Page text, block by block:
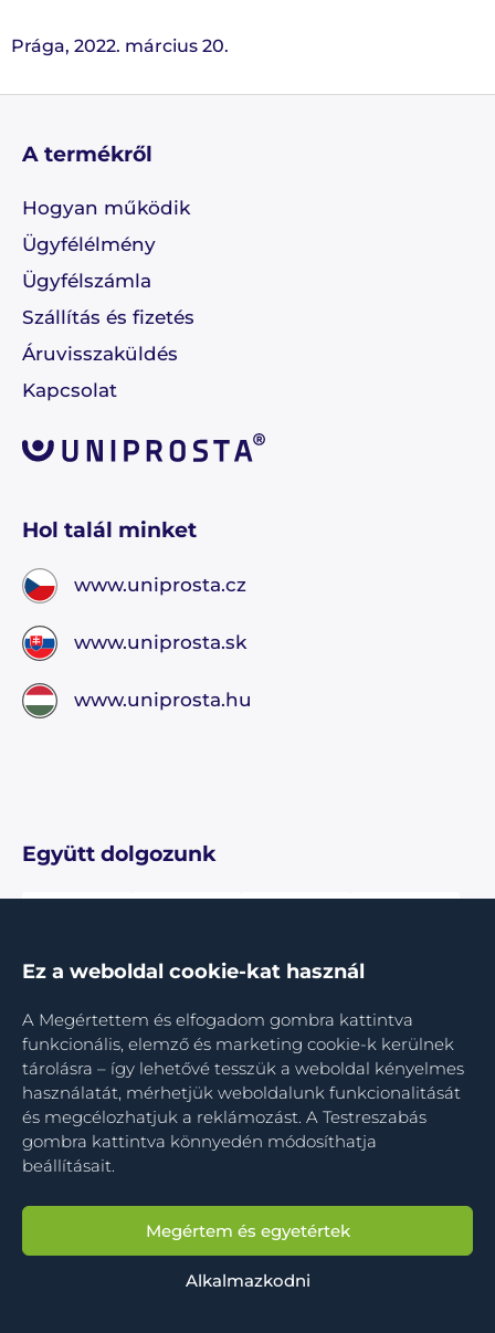
Ez a weboldal cookie-kat használ
A Megértettem és elfogadom gombra kattintva
funkcionális, elemző és marketing cookie-k kerülnek
tárolásra – így lehetővé tesszük a weboldal kényelmes
használatát, mérhetjük weboldalunk funkcionalitását
és megcélozhatjuk a reklámozást. A Testreszabás
gombra kattintva könnyedén módosíthatja
beállításait.
Megértem és egyetértek
Alkalmazkodni
Prága, 2022. március 20.
A termékről
Hogyan működik
Ügyfélélmény
Ügyfélszámla
Szállítás és fizetés
Áruvisszaküldés
Kapcsolat
Hol talál minket
www.uniprosta.cz
www.uniprosta.sk
www.uniprosta.hu
Együtt dolgozunk
© 2019–2026 UNIPROSTA® - étrend-kiegészítő.
Minden jog fenntartva.A prosztatáról